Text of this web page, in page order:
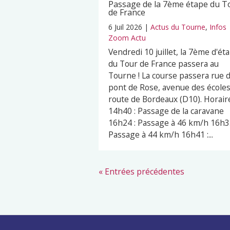
Passage de la 7ème étape du
de France
6 Juil 2026 | Actus du Tourne, Infos
Zoom Actu
Vendredi 10 juillet, la 7ème
du Tour de France passera au
Tourne ! La course passera rue
pont de Rose, avenue des
route de Bordeaux (D10).
14h40 : Passage de la caravane
16h24 : Passage à 46 km/h
Passage à 44 km/h 16h41 :...
« Entrées précédentes